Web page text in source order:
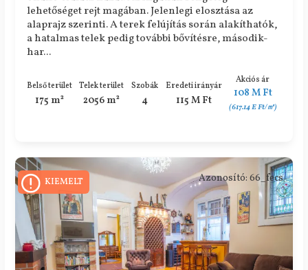
lehetőséget rejt magában. Jelenlegi elosztása az
alaprajz szerinti. A terek felújítás során alakíthatók,
a hatalmas telek pedig további bővítésre, második-
har...
Belső terület
175 m²
Telek terület
2056 m²
Szobák
4
Eredeti irányár
115 M Ft
Akciós ár
108 M Ft
(617.14 E Ft/㎡)
Azonosító: 66_fecs
KIEMELT